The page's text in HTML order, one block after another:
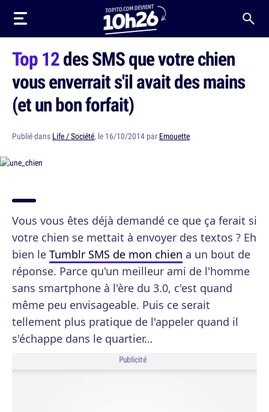
Top 12des SMS que votre chien
vous enverrait s'il avait des mains
(et un bon forfait)
Publié dans Life / Société, le 16/10/2014 par Emouette
Vous vous êtes déjà demandé ce que ça ferait si
votre chien se mettait à envoyer des textos ? Eh
bien le Tumblr SMS de mon chien a un bout de
réponse. Parce qu'un meilleur ami de l'homme
sans smartphone à l'ère du 3.0, c'est quand
même peu envisageable. Puis ce serait
tellement plus pratique de l'appeler quand il
s'échappe dans le quartier…
Publicité